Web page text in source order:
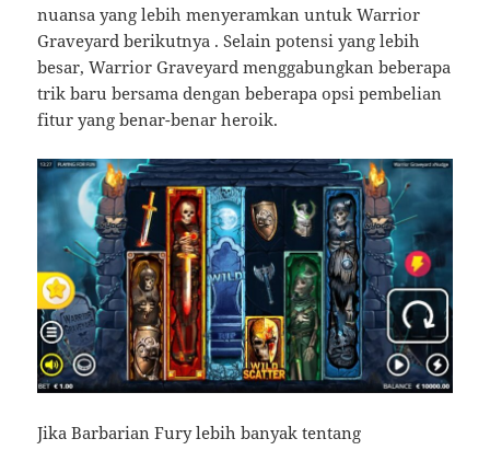
nuansa yang lebih menyeramkan untuk Warrior
Graveyard berikutnya . Selain potensi yang lebih
besar, Warrior Graveyard menggabungkan beberapa
trik baru bersama dengan beberapa opsi pembelian
fitur yang benar-benar heroik.
Jika Barbarian Fury lebih banyak tentang